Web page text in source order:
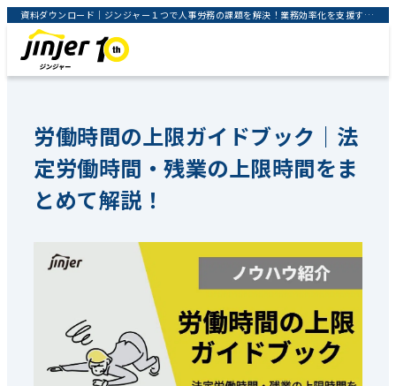
資料ダウンロード｜ジンジャー１つで人事労務の課題を解決！業務効率化を支援するクラウドサービス｜jinjer株式会社
労働時間の上限ガイドブック｜法
定労働時間・残業の上限時間をま
とめて解説！